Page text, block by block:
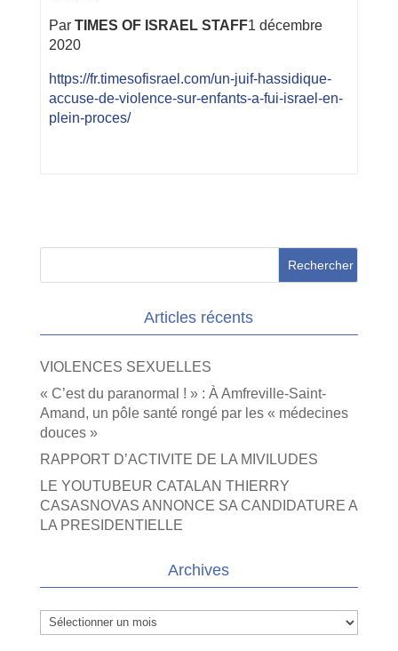
ParTIMES OF ISRAEL STAFF1 décembre
2020
https://fr.timesofisrael.com/un-juif-hassidique-
accuse-de-violence-sur-enfants-a-fui-israel-en-
plein-proces/
Articles récents
VIOLENCES SEXUELLES
« C’est du paranormal ! » : À Amfreville-Saint-
Amand, un pôle santé rongé par les « médecines
douces »
RAPPORT D’ACTIVITE DE LA MIVILUDES
LE YOUTUBEUR CATALAN THIERRY
CASASNOVAS ANNONCE SA CANDIDATURE A
LA PRESIDENTIELLE
Archives
Archives